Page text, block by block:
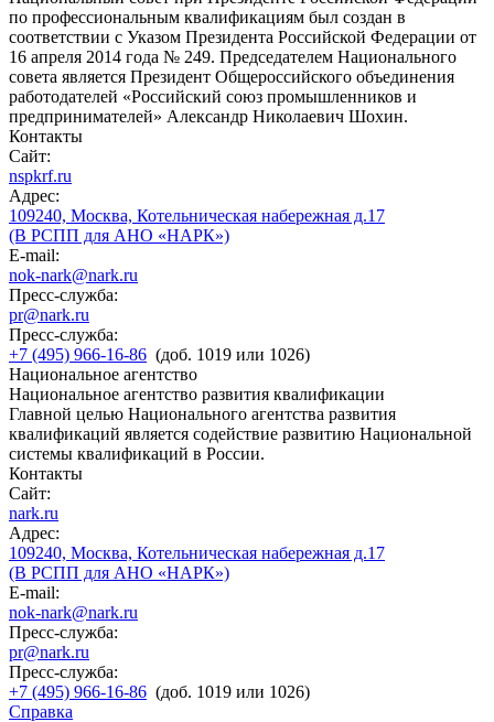
по профессиональным квалификациям был создан в
соответствии с Указом Президента Российской Федерации от
16 апреля 2014 года № 249. Председателем Национального
совета является Президент Общероссийского объединения
работодателей «Российский союз промышленников и
предпринимателей» Александр Николаевич Шохин.
Контакты
Сайт:
nspkrf.ru
Адрес:
109240, Москва, Котельническая набережная д.17
(В РСПП для АНО «НАРК»)
E-mail:
nok-nark@nark.ru
Пресс-служба:
pr@nark.ru
Пресс-служба:
+7 (495) 966-16-86 (доб. 1019 или 1026)
Национальное агентство
Национальное агентство развития квалификации
Главной целью Национального агентства развития
квалификаций является содействие развитию Национальной
системы квалификаций в России.
Контакты
Сайт:
nark.ru
Адрес:
109240, Москва, Котельническая набережная д.17
(В РСПП для АНО «НАРК»)
E-mail:
nok-nark@nark.ru
Пресс-служба:
pr@nark.ru
Пресс-служба:
+7 (495) 966-16-86 (доб. 1019 или 1026)
Справка